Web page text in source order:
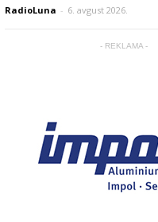
RadioLuna - 6. avgust 2026.
- REKLAMA -